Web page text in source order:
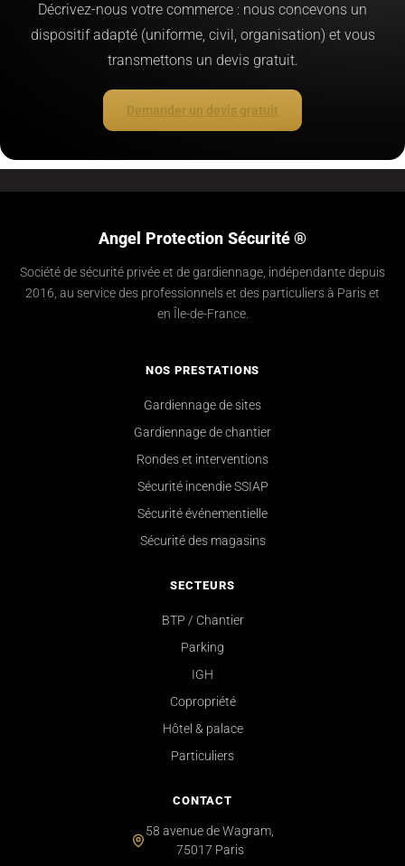
Décrivez-nous votre commerce : nous concevons un
dispositif adapté (uniforme, civil, organisation) et vous
transmettons un devis gratuit.
Demander un devis gratuit
Angel Protection Sécurité ®
Société de sécurité privée et de gardiennage, indépendante depuis
2016, au service des professionnels et des particuliers à Paris et
en Île-de-France.
NOS PRESTATIONS
Gardiennage de sites
Gardiennage de chantier
Rondes et interventions
Sécurité incendie SSIAP
Sécurité événementielle
Sécurité des magasins
SECTEURS
BTP / Chantier
Parking
IGH
Copropriété
Hôtel & palace
Particuliers
CONTACT
58 avenue de Wagram,
75017 Paris